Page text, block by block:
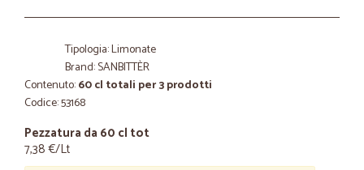
Tipologia: Limonate
Brand: SANBITTÈR
Contenuto:60 cl totali per 3 prodotti
Codice: 53168
Pezzatura da 60 cl tot
7,38 €/Lt